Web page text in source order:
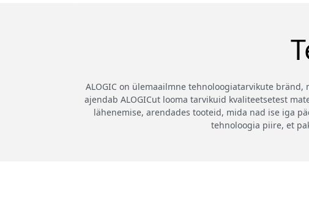
ALOGIC on ülemaailmne tehnoloogiatarvikute
ajendab ALOGICut looma tarvikuid kvaliteetsetest
lähenemise, arendades tooteid, mida nad ise iga
tehnoloogia piire, et